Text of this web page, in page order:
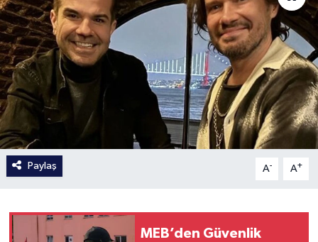
Paylaş A- A+
MEB’den Güvenlik